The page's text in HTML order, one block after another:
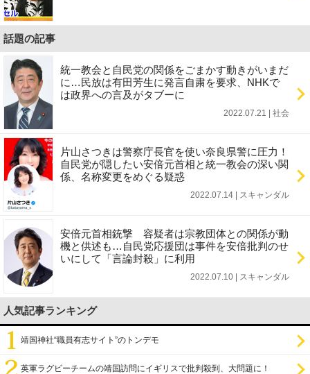
話題の記事
統一教会と自民党の関係をごまかす動きがいまだ
に…民放は有田芳生に発言自粛を要求、NHKで
は政界への言及がタブーに
2022.07.21 | 社会
片山さつきは警察庁長官を使い奈良県警に圧力！
自民党が隠したい安倍元首相と統一教会の深い関
係、名称変更をめぐる疑惑
2022.07.14 | スキャンダル
安倍元首相銃撃 容疑者は宗教団体との関係が動
機と供述も…自民党応援団は事件を安倍批判のせ
いにして「言論封殺」に利用
2022.07.10 | スキャンダル
人気記事ランキング
靖国神社“職員有志サイト”のトンデモ
英軍ラグビーチームの靖国訪問にイギリスで批判殺到、大問題に！